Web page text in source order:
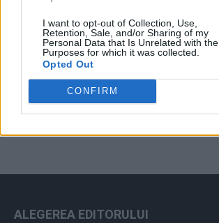
I want to opt-out of Collection, Use,
Retention, Sale, and/or Sharing of my
Personal Data that Is Unrelated with the
Purposes for which it was collected.
Opted Out
CONFIRM ad
ALEGEREA EDITORULUI